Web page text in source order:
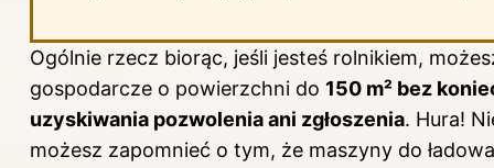
Ogólnie rzecz biorąc, jeśli jesteś rolnikiem,
gospodarcze o powierzchni do 150 m² bez
uzyskiwania pozwolenia ani zgłoszenia. Hura!
możesz zapomnieć o tym, że maszyny do